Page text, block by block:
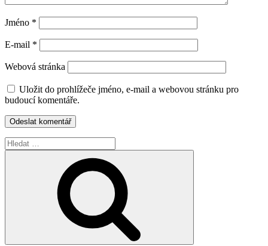
Jméno *
E-mail *
Webová stránka
Uložit do prohlížeče jméno, e-mail a webovou stránku pro
budoucí komentáře.
Hledat: